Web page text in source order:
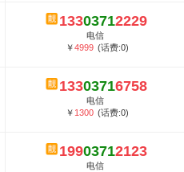
13303712229
电信
￥4999 (话费:0)
13303716758
电信
￥ 1300 (话费:0)
19903712123
电信